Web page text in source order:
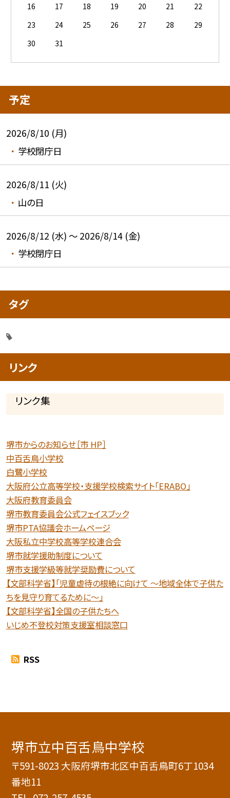
16
17 18 19 20 21
22
23
24 25 26 27 28
29
30
31
予定
2026/8/10 (月)
学校閉庁日
2026/8/11 (火)
山の日
2026/8/12 (水) ～ 2026/8/14 (金)
学校閉庁日
タグ
リンク
リンク集
堺市からのお知らせ［市 HP］
中百舌鳥小学校
白鷺小学校
大阪府公立高等学校・支援学校検索サイト「ERABO」
大阪府教育委員会
堺市教育委員会公式フェイスブック
堺市PTA協議会ホームページ
大阪私立中学校高等学校連合会
堺市就学援助制度について
堺市支援学級等就学奨励費について
【文部科学省】「児童虐待の根絶に向けて 〜地域全体で子供た
ちを見守り育てるために〜」
【文部科学省】全国の子供たちへ
いじめ不登校対策支援室相談窓口
RSS
堺市立中百舌鳥中学校
〒591-8023 大阪府堺市北区中百舌鳥町6丁1034
番地11